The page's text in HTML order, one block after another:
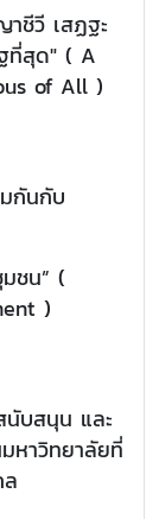
วี เสฏฐะ
ที่สุด" ( A
of All )
กันกับ
น” (
)
บสนุน และ
หาวิทยาลัยที่